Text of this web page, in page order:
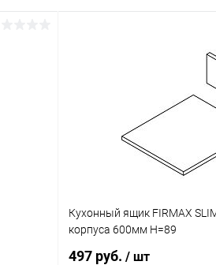
Кухонный ящик FIRMAX
корпуса 600мм H=89
497 руб. / шт